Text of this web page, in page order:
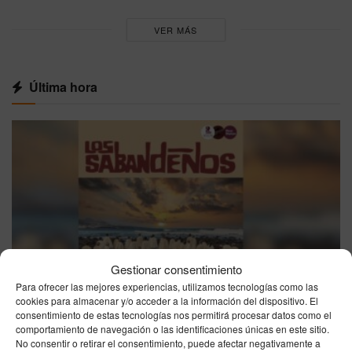
Gestionar consentimiento
Para ofrecer las mejores experiencias, utilizamos tecnologías como las
cookies para almacenar y/o acceder a la información del dispositivo. El
consentimiento de estas tecnologías nos permitirá procesar datos como el
comportamiento de navegación o las identificaciones únicas en este sitio.
No consentir o retirar el consentimiento, puede afectar negativamente a
VER MÁS
Última hora
CEUTA